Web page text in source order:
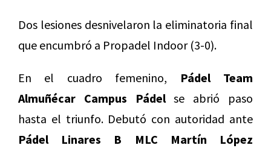
Dos lesiones desnivelaron la eliminatoria final
que encumbró a Propadel Indoor (3-0).
En el cuadro femenino, Pádel Team
Almuñécar Campus Pádelse abrió paso
hasta el triunfo. Debutó con autoridad ante
Pádel Linares B MLC Martín López